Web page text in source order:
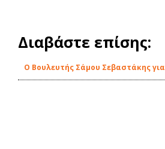
Διαβάστε επίσης:
Ο Βουλευτής Σάμου Σεβαστάκης